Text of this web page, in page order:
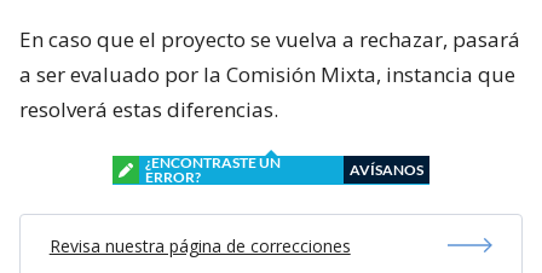
En caso que el proyecto se vuelva a rechazar, pasará
a ser evaluado por la Comisión Mixta, instancia que
resolverá estas diferencias.
¿ENCONTRASTE UN
ERROR?
AVÍSANOS
Revisa nuestra página de correcciones